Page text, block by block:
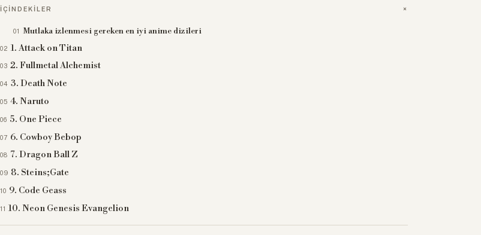
İÇINDEKILER
Mutlaka izlenmesi gereken en iyi anime dizileri
1. Attack on Titan
2. Fullmetal Alchemist
3. Death Note
4. Naruto
5. One Piece
6. Cowboy Bebop
7. Dragon Ball Z
8. Steins;Gate
9. Code Geass
10. Neon Genesis Evangelion